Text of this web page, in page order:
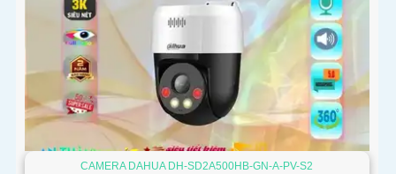
CAMERA DAHUA DH-SD2A500HB-GN-A-PV-S2